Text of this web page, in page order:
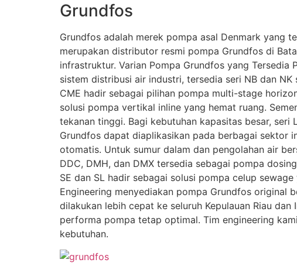
Grundfos
Grundfos adalah merek pompa asal Denmark yang
merupakan distributor resmi pompa Grundfos di
infrastruktur. Varian Pompa Grundfos yang
sistem distribusi air industri, tersedia seri NB dan
CME hadir sebagai pilihan pompa multi-stage
solusi pompa vertikal inline yang hemat ruang.
tekanan tinggi. Bagi kebutuhan kapasitas besar,
Grundfos dapat diaplikasikan pada berbagai sektor
otomatis. Untuk sumur dalam dan pengolahan air
DDC, DMH, dan DMX tersedia sebagai pompa
SE dan SL hadir sebagai solusi pompa celup
Engineering menyediakan pompa Grundfos original
dilakukan lebih cepat ke seluruh Kepulauan Riau
performa pompa tetap optimal. Tim engineering
kebutuhan.